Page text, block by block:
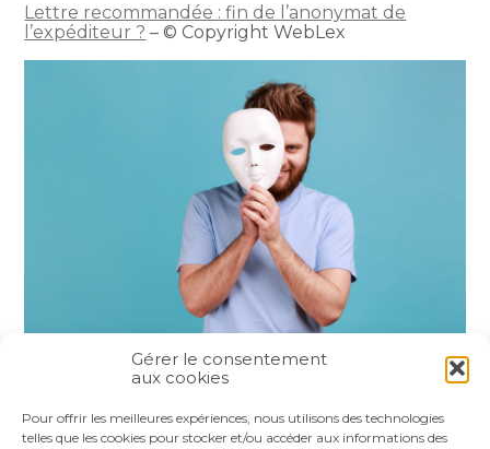
Gérer le consentement
aux cookies
Pour offrir les meilleures expériences, nous utilisons des technologies
telles que les cookies pour stocker et/ou accéder aux informations des
Lettre recommandée : fin de l’anonymat de
l’expéditeur ? – © Copyright WebLex